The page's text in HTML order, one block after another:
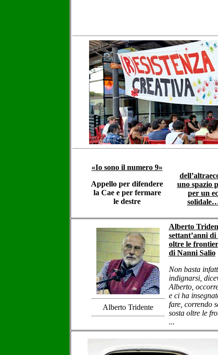
«Io sono il numero 9»
Appello per difendere
la Cae e per fermare
le destre
uno spazio
per un
Alberto Tridente
Alberto
settant’anni di
oltre le
di Nanni Salio
Non basta
indignarsi,
Alberto,
e ci ha
fare, correndo
sosta oltre le
...